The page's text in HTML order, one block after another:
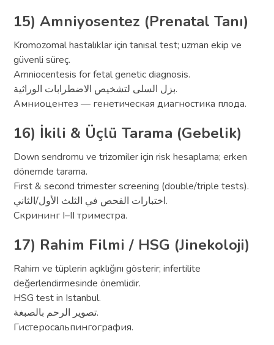
15) Amniyosentez (Prenatal Tanı)
Kromozomal hastalıklar için tanısal test; uzman ekip ve
güvenli süreç.
Amniocentesis for fetal genetic diagnosis.
بزل السلى لتشخيص الاضطرابات الوراثية.
Амниоцентез — генетическая диагностика плода.
16) İkili & Üçlü Tarama (Gebelik)
Down sendromu ve trizomiler için risk hesaplama; erken
dönemde tarama.
First & second trimester screening (double/triple tests).
اختبارات الفحص في الثلث الأول/الثاني.
Скрининг I–II триместра.
17) Rahim Filmi / HSG (Jinekoloji)
Rahim ve tüplerin açıklığını gösterir; infertilite
değerlendirmesinde önemlidir.
HSG test in Istanbul.
تصوير الرحم بالصبغة.
Гистеросальпингография.